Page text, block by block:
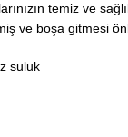
temiz ve
ve boşa gitmesi
suluk